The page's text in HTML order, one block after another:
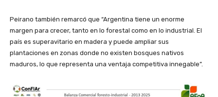
Peirano también remarcó que “Argentina tiene un enorme
margen para crecer, tanto en lo forestal como en lo industrial. El
país es superavitario en madera y puede ampliar sus
plantaciones en zonas donde no existen bosques nativos
maduros, lo que representa una ventaja competitiva innegable”.